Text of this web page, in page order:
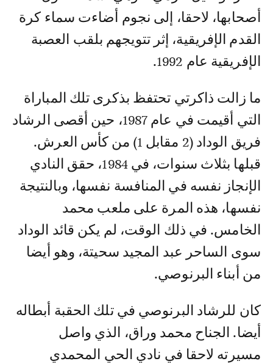
أصحابها، لاحقا، إلى نجوم أضاءت سماء كرة
القدم الإفريقية، إثر تتويجهم بلقب العصبة
الإفريقية عام 1992.
ما زالت ذاكرتي تحتفظ بذكرى تلك المباراة
التي أقيمت في عام 1987، حين أقصى الرشاد
فريق الوداد (2 مقابل 1) من كأس العرش.
قبلها بثلاث سنوات، في 1984، حقق النادي
الإنجاز نفسه في المنافسة نفسها، وبالنتيجة
نفسها، هذه المرة على ملعب محمد
الخامس. في ذلك الوقت، لم يكن قائد الوداد
سوى الساحر عبد المجيد سحيتة، وهو أيضا
من أبناء البرنوصي.
كان للرشاد البرنوصي في تلك الحقبة أبطاله
أيضا. الجناح محمد وراق، الذي واصل
مسيرته لاحقا في نادي الحي المحمدي